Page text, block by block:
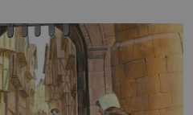
zemí a k tomu